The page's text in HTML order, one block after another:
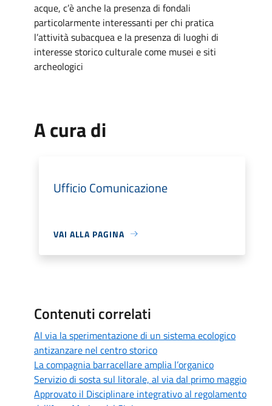
acque, c’è anche la presenza di fondali
particolarmente interessanti per chi pratica
l’attività subacquea e la presenza di luoghi di
interesse storico culturale come musei e siti
archeologici
A cura di
Ufficio Comunicazione
VAI ALLA PAGINA
Contenuti correlati
Al via la sperimentazione di un sistema ecologico
antizanzare nel centro storico
La compagnia barracellare amplia l’organico
Servizio di sosta sul litorale, al via dal primo maggio
Approvato il Disciplinare integrativo al regolamento